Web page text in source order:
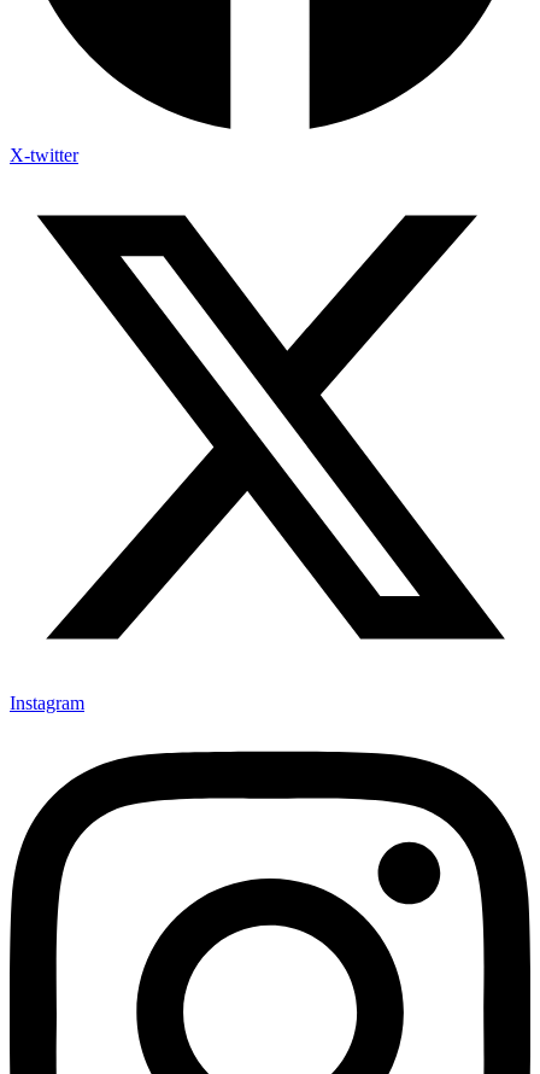
X-twitter
Instagram